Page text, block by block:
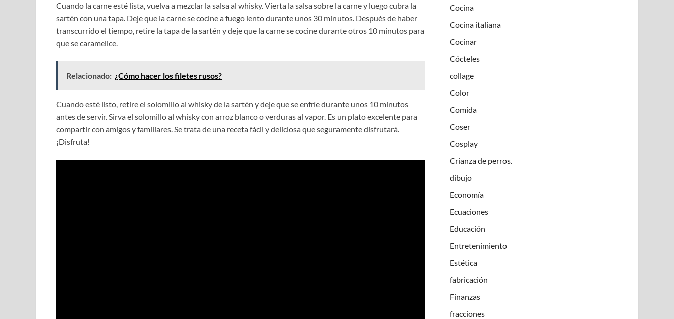
Cuando la carne esté lista, vuelva a mezclar la salsa al whisky. Vierta la salsa sobre la carne y luego cubra la
sartén con una tapa. Deje que la carne se cocine a fuego lento durante unos 30 minutos. Después de haber
transcurrido el tiempo, retire la tapa de la sartén y deje que la carne se cocine durante otros 10 minutos para
que se caramelice.
Relacionado: ¿Cómo hacer los filetes rusos?
Cuando esté listo, retire el solomillo al whisky de la sartén y deje que se enfríe durante unos 10 minutos
antes de servir. Sirva el solomillo al whisky con arroz blanco o verduras al vapor. Es un plato excelente para
compartir con amigos y familiares. Se trata de una receta fácil y deliciosa que seguramente disfrutará.
¡Disfruta!
Cocina
Cocina italiana
Cocinar
Cócteles
collage
Color
Comida
Coser
Cosplay
Crianza de perros.
dibujo
Economía
Ecuaciones
Educación
Entretenimiento
Estética
fabricación
Finanzas
fracciones